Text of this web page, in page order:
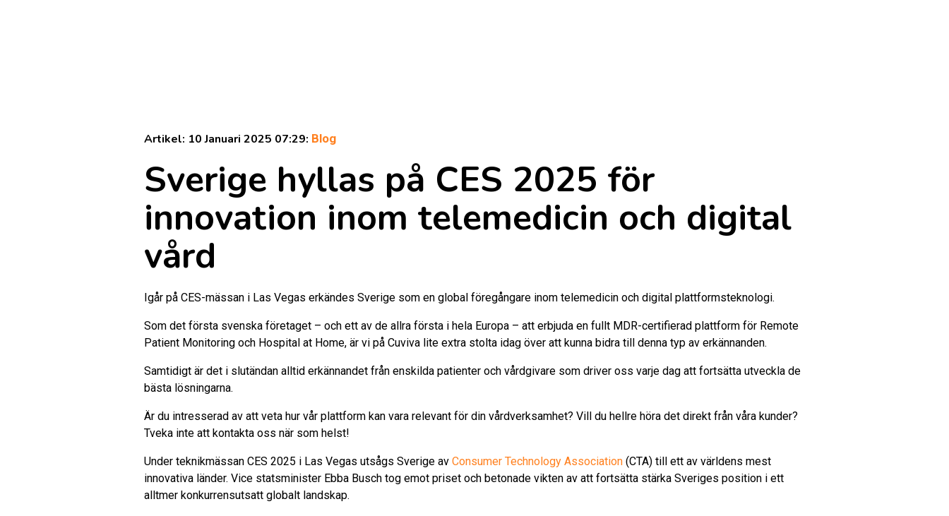
Artikel: 10 Januari 2025 07:29: Blog
Sverige hyllas på CES 2025 för
innovation inom telemedicin och digital
vård
Igår på CES-mässan i Las Vegas erkändes Sverige som en global föregångare inom telemedicin och digital plattformsteknologi.
Som det första svenska företaget – och ett av de allra första i hela Europa – att erbjuda en fullt MDR-certifierad plattform för Remote
Patient Monitoring och Hospital at Home, är vi på Cuviva lite extra stolta idag över att kunna bidra till denna typ av erkännanden.
Samtidigt är det i slutändan alltid erkännandet från enskilda patienter och vårdgivare som driver oss varje dag att fortsätta utveckla de
bästa lösningarna.
Är du intresserad av att veta hur vår plattform kan vara relevant för din vårdverksamhet? Vill du hellre höra det direkt från våra kunder?
Tveka inte att kontakta oss när som helst!
Under teknikmässan CES 2025 i Las Vegas utsågs Sverige av Consumer Technology Association (CTA) till ett av världens mest
innovativa länder. Vice statsminister Ebba Busch tog emot priset och betonade vikten av att fortsätta stärka Sveriges position i ett
alltmer konkurrensutsatt globalt landskap.